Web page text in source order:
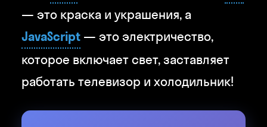
— это краска и украшения, а
JavaScript — это электричество,
которое включает свет, заставляет
работать телевизор и холодильник!